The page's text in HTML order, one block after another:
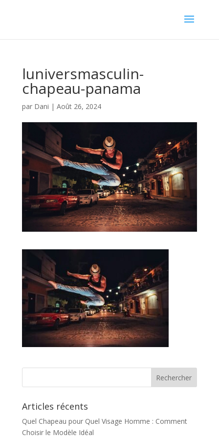
luniversmasculin-
chapeau-panama
par Dani | Août 26, 2024
Articles récents
Quel Chapeau pour Quel Visage Homme : Comment
Choisir le Modèle Idéal